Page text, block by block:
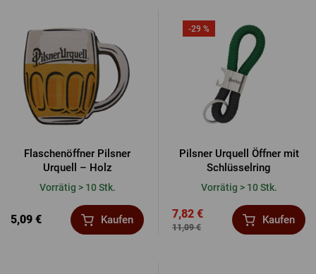
Flaschenöffner Pilsner
Urquell – Holz
Vorrätig > 10 Stk.
5,09 € Kaufen
-29 %
Pilsner Urquell Öffner mit
Schlüsselring
Vorrätig > 10 Stk.
11,09 €
7,82 € Kaufen